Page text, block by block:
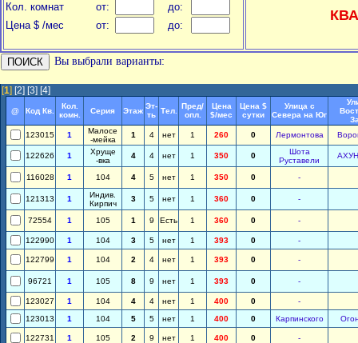
Кол. комнат от:
до:
Цена $ /мес
от: до:
Вы выбрали варианты:
[1] [2] [3] [4]
@ Код Кв.
Кол.
комн.
Серия Этаж
Эт-
ть Тел.
Пред/
опл.
Цена
$/мес
Цена $
сутки
Улица с
Севера на Юг
123015
1
Малосе
-мейка
1 4 нет 1 260 0 Лермонтова
122626 1
Хруще
-вка
4 4 нет 1 350 0
Шота
Руставели
116028 1 104 4 5 нет 1 350 0 -
121313 1
Индив.
Кирпич
3 5 нет 1 360 0 -
72554 1 105 1 9 Есть 1 360 0 -
122990 1 104 3 5 нет 1 393 0 -
122799 1 104 2 4 нет 1 393 0 -
96721 1 105 8 9 нет 1 393 0 -
123027 1 104 4 4 нет 1 400 0
-
123013
1 104 5 5 нет 1 400 0 Карпинского
122731 1 105 2 9 нет 1 400 0 -